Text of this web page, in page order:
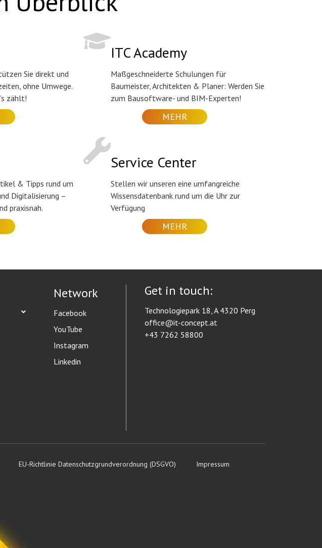
Sie direkt und
ohne Umwege.
zählt!
ITC Academy
Maßgeschneiderte Schulungen für
Baumeister, Architekten & Planer: Werden Sie
zum Bausoftware- und BIM-Experten!
MEHR
& Tipps rund um
Digitalisierung –
praxisnah.
Service Center
Stellen wir unseren eine umfangreiche
Wissensdatenbank rund um die Uhr zur
Verfügung
MEHR
Network
Facebook
YouTube
Instagram
Linkedin
Get in touch:
Technologiepark 18, A 4320 Perg
office@it-concept.at
+43 7262 58800
EU-Richtlinie Datenschutzgrundverordnung (DSGVO) Impressum